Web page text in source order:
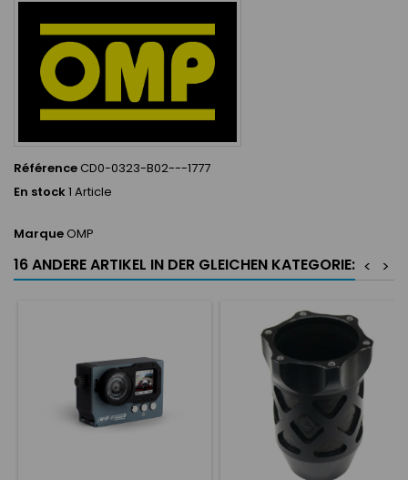
RéférenceCD0-0323-B02---1777
En stock1 Article
MarqueOMP
16 ANDERE ARTIKEL IN DER GLEICHEN KATEGORIE: >
<